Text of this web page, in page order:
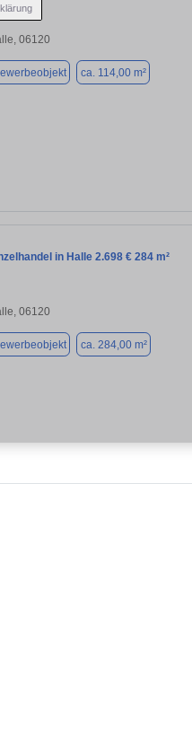
06120
ca. 114,00 m²
in Halle 2.698 € 284 m²
06120
ca. 284,00 m²